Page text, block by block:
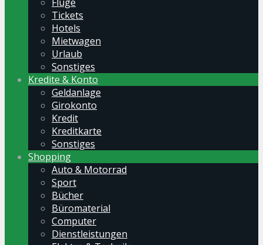
Tickets
Hotels
Mietwagen
Urlaub
Sonstiges
Kredite & Konto
Geldanlage
Girokonto
Kredit
Kreditkarte
Sonstiges
Shopping
Auto & Motorrad
Sport
Bücher
Büromaterial
Computer
Dienstleistungen